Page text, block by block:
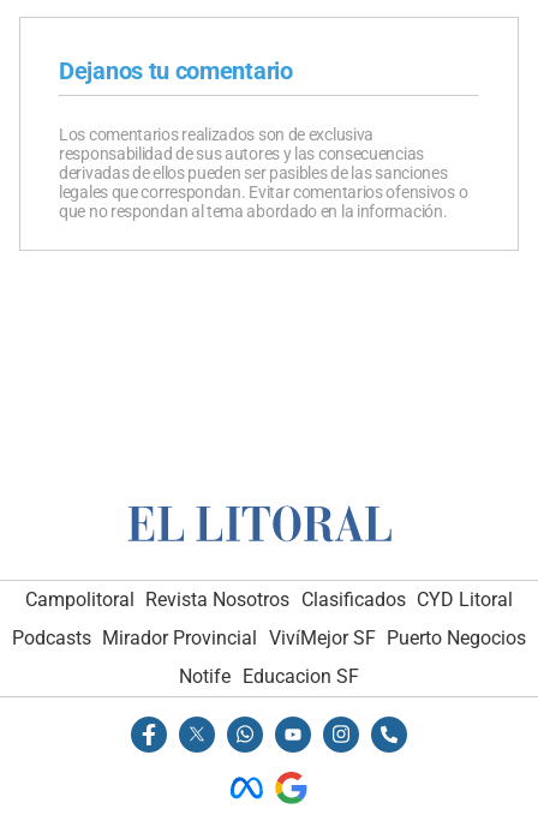
Dejanos tu comentario
Los comentarios realizados son de exclusiva
responsabilidad de sus autores y las consecuencias
derivadas de ellos pueden ser pasibles de las sanciones
legales que correspondan. Evitar comentarios ofensivos o
que no respondan al tema abordado en la información.
Campolitoral Revista Nosotros Clasificados CYD Litoral
Podcasts Mirador Provincial VivíMejor SF Puerto Negocios
Notife Educacion SF